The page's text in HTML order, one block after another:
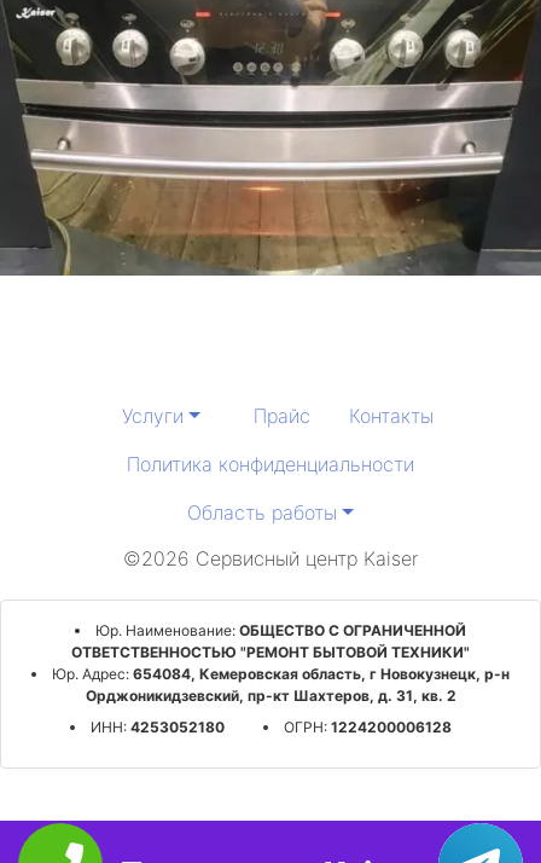
Услуги Прайс
Контакты
Политика конфиденциальности
Область работы
©2026 Сервисный центр Kaiser
Юр. Наименование: ОБЩЕСТВО С ОГРАНИЧЕННОЙ
ОТВЕТСТВЕННОСТЬЮ "РЕМОНТ БЫТОВОЙ ТЕХНИКИ"
Юр. Адрес: 654084, Кемеровская область, г Новокузнецк, р-н
Орджоникидзевский, пр-кт Шахтеров, д. 31, кв. 2
ИНН: 4253052180 ОГРН: 1224200006128